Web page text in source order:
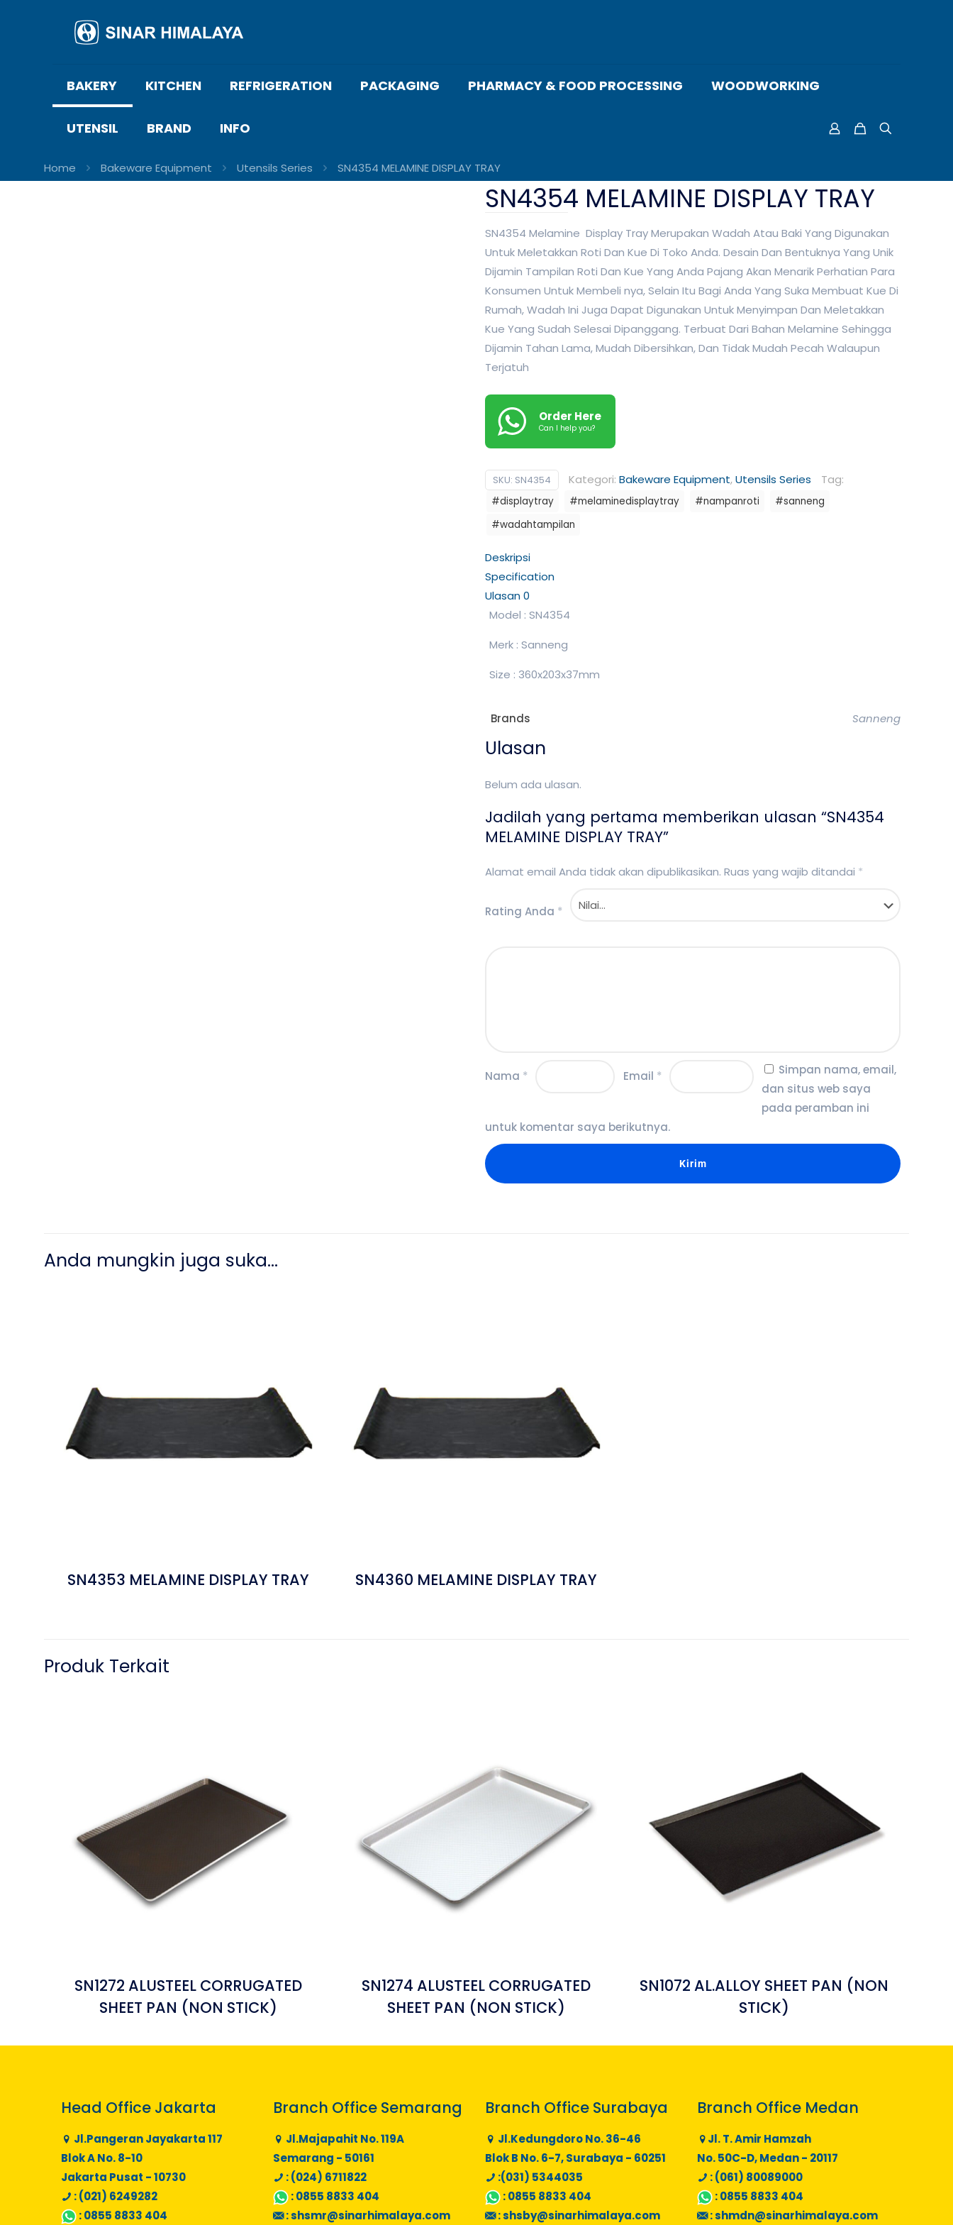
BAKERY KITCHEN REFRIGERATION PACKAGING PHARMACY & FOOD PROCESSING WOODWORKING
UTENSIL BRAND INFO
Home Bakeware Equipment Utensils Series SN4354 MELAMINE DISPLAY TRAY
SN4354 MELAMINE DISPLAY TRAY
SN4354 Melamine Display Tray Merupakan Wadah Atau Baki Yang Digunakan
Untuk Meletakkan Roti Dan Kue Di Toko Anda. Desain Dan Bentuknya Yang Unik
Dijamin Tampilan Roti Dan Kue Yang Anda Pajang Akan Menarik Perhatian Para
Konsumen Untuk Membeli nya, Selain Itu Bagi Anda Yang Suka Membuat Kue Di
Rumah, Wadah Ini Juga Dapat Digunakan Untuk Menyimpan Dan Meletakkan
Kue Yang Sudah Selesai Dipanggang. Terbuat Dari Bahan Melamine Sehingga
Dijamin Tahan Lama, Mudah Dibersihkan, Dan Tidak Mudah Pecah Walaupun
Terjatuh
Order Here
Can I help you?
SKU: SN4354 Kategori: Bakeware Equipment,Utensils Series Tag:
#displaytray #melaminedisplaytray #nampanroti
#sanneng
#wadahtampilan
Deskripsi
Specification
Ulasan0
Model : SN4354
Merk : Sanneng
Size : 360x203x37mm
Brands Sanneng
Ulasan
Belum ada ulasan.
Jadilah yang pertama memberikan ulasan “SN4354
MELAMINE DISPLAY TRAY”
Alamat email Anda tidak akan dipublikasikan. Ruas yang wajib ditandai *
Rating Anda *
Nama * Email *
Simpan nama, email,
dan situs web saya
pada peramban ini
untuk komentar saya berikutnya.
Anda mungkin juga suka…
SN4353 MELAMINE DISPLAY TRAY SN4360 MELAMINE DISPLAY TRAY
Produk Terkait
SN1272 ALUSTEEL CORRUGATED
SHEET PAN (NON STICK)
SN1274 ALUSTEEL CORRUGATED
SHEET PAN (NON STICK)
SN1072 AL.ALLOY SHEET PAN (NON
STICK)
Head Office Jakarta
Jl.Pangeran Jayakarta 117
Blok A No. 8-10
Jakarta Pusat - 10730
: (021) 6249282
:0855 8833 404
Branch Office Semarang
Jl.Majapahit No. 119A
Semarang - 50161
: (024) 6711822
:0855 8833 404
:shsmr@sinarhimalaya.com
Branch Office Surabaya
Jl.Kedungdoro No. 36-46
Blok B No. 6-7, Surabaya - 60251
:(031) 5344035
:0855 8833 404
:shsby@sinarhimalaya.com
Branch Office Medan
Jl. T. Amir Hamzah
No. 50C-D, Medan - 20117
: (061) 80089000
:0855 8833 404
:shmdn@sinarhimalaya.com